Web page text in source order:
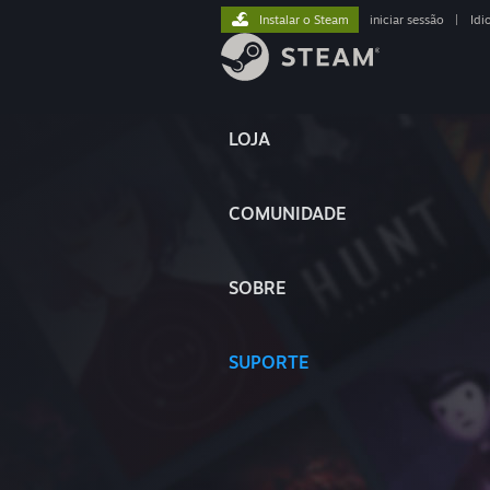
LOJA
COMUNIDADE
SOBRE
SUPORTE
Instalar o Steam iniciar sessão